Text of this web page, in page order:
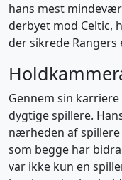
hans mest
derbyet mod Celtic,
der sikrede Rangers
Gennem sin
dygtige spillere.
nærheden af spillere
som begge har
var ikke kun en